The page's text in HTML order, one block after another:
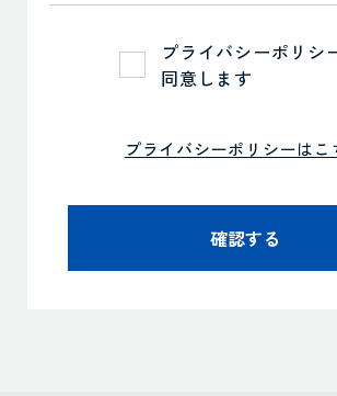
プライバシーポリシ
同意します
プライバシーポリシーはこ
確認する